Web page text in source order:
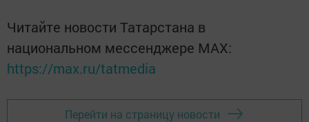
Читайте новости Татарстана в
национальном мессенджере MАХ:
https://max.ru/tatmedia
Перейти на страницу новости